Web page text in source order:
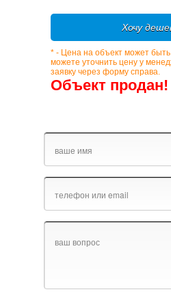
Хочу
* - Цена на объект может
можете уточнить цену у
заявку через форму справа.
Объект продан!